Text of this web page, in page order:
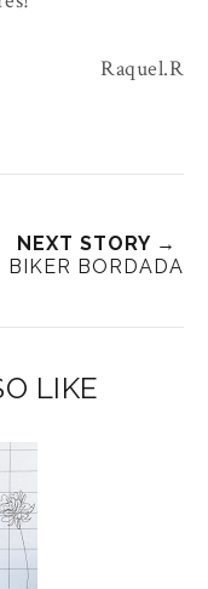
Raquel.R
NEXT STORY →
BIKER BORDADA
LIKE